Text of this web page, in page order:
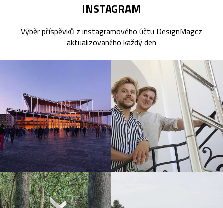
INSTAGRAM
Výběr příspěvků z instagramového účtu DesignMagcz
aktualizovaného každý den